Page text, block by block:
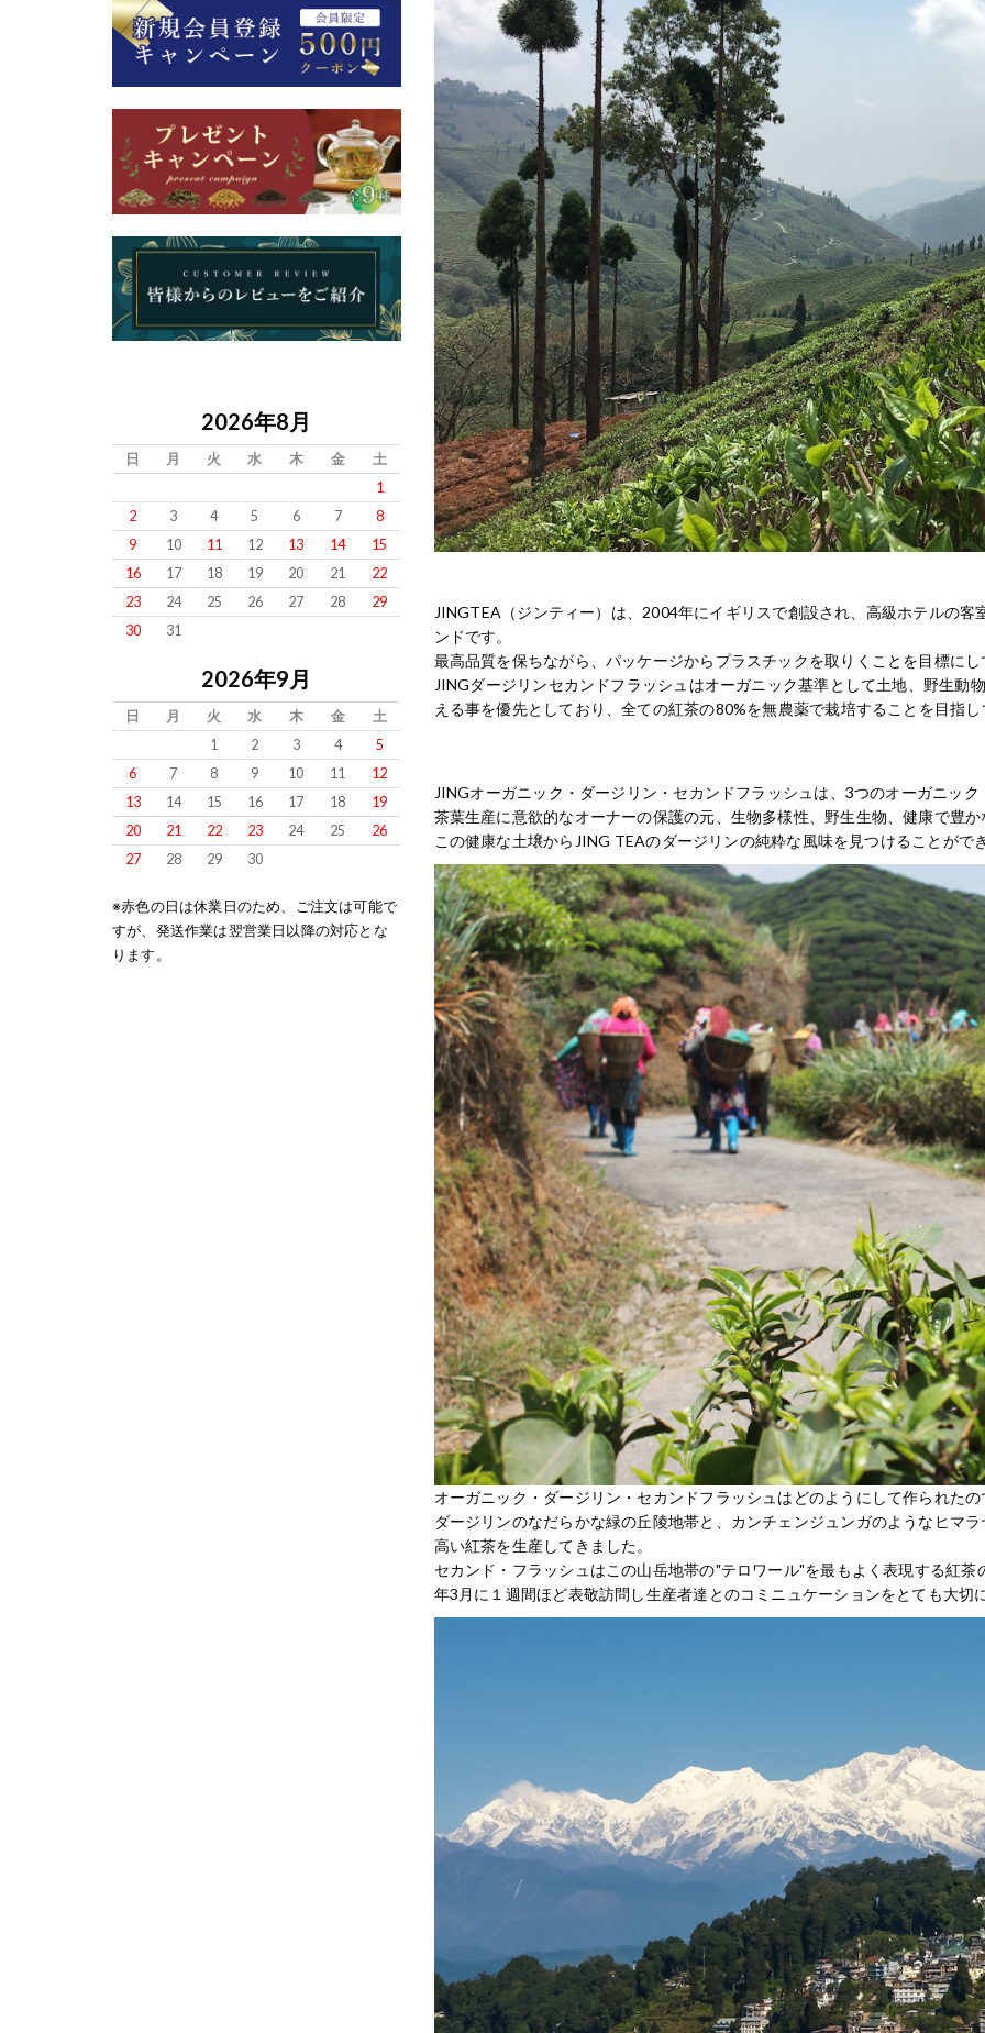
JINGTEA（ジンティー）は、2004年にイギリスで創設され、高級ホテルの
ンドです。
最高品質を保ちながら、パッケージからプラスチックを取りくことを目標に
JINGダージリンセカンドフラッシュはオーガニック基準として土地、野生動
える事を優先としており、全ての紅茶の80%を無農薬で栽培することを目指
JINGオーガニック・ダージリン・セカンドフラッシュは、3つのオーガニッ
茶葉生産に意欲的なオーナーの保護の元、生物多様性、野生生物、健康で豊
この健康な土壌からJING TEAのダージリンの純粋な風味を見つけることがで
オーガニック・ダージリン・セカンドフラッシュはどのようにして作られた
ダージリンのなだらかな緑の丘陵地帯と、カンチェンジュンガのようなヒマ
高い紅茶を生産してきました。
セカンド・フラッシュはこの山岳地帯の"テロワール"を最もよく表現する紅
年3月に１週間ほど表敬訪問し生産者達とのコミニュケーションをとても大切
2026年8月
日 月 火 水 木 金
土
1
2
3 4 5 6 7
8
9
10 11 12 13 14
15
16
17 18 19 20 21
22
23
24 25 26 27 28
29
30
31
2026年9月
日 月 火 水 木 金
土
1
2 3 4
5
6
7 8 9 10 11
12
13
14 15 16 17 18
19
20
21 22 23 24 25
26
27
28 29 30
※赤色の日は休業日のため、ご注文は可能で
すが、発送作業は翌営業日以降の対応とな
ります。